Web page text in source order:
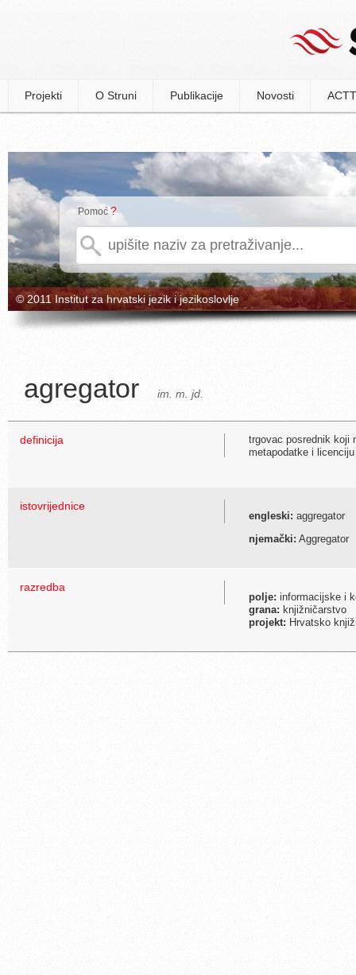
Projekti O Struni Publikacije Novosti
Pomoć ?
© 2011 Institut za hrvatski jezik i jezikoslovlje
agregator im. m. jd.
definicija
trgovac posrednik koji
metapodatke i licenciju
istovrijednice
engleski: aggregator
njemački: Aggregator
razredba
polje: informacijske i
grana: knjižničarstvo
projekt: Hrvatsko